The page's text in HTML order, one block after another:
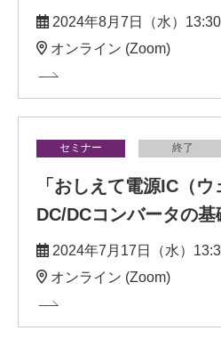
2024年8月7日（水）
オンライン (Zoom)
セミナー 終了
「おしえて電源IC（
DC/DCコンバータの基
2024年7月17日（水）
オンライン (Zoom)